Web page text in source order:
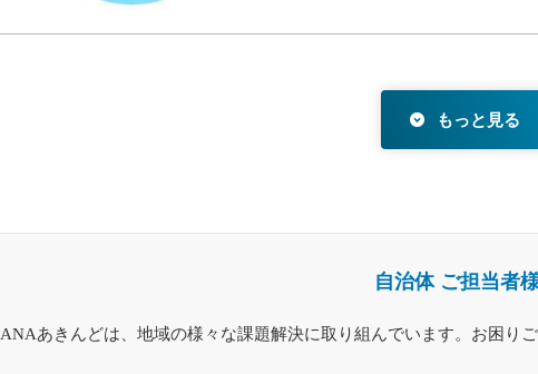
もっと見る
自治体 ご担当者
ANAあきんどは、地域の様々な課題解決に取り組んでいます。お困り